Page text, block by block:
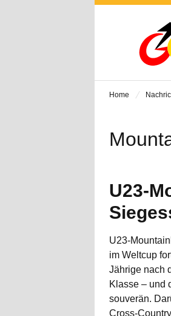
Home
U23-
U23-
im Weltcup
Jährige nach
Klasse – und
souverän.
Cross-